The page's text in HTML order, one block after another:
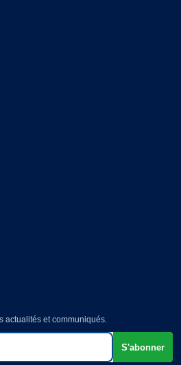
actualités et communiqués.
S'abonner